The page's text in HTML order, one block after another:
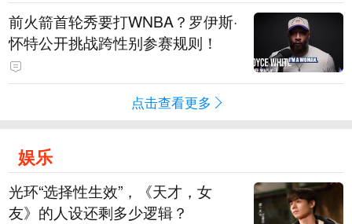
前火箭首轮秀要打WNBA？罗伊斯·
怀特公开挑战跨性别参赛规则！
点击查看更多
娱乐
光环“选择性生效”，《天才，女
友》的人设还剩多少逻辑？